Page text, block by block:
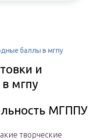
баллы в мгпу
и
мгпу
МГППУ
творческие